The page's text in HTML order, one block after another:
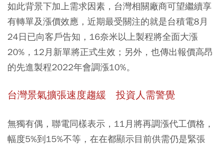
如此背景下加上需求因素，台灣相關廠商可望繼續享
有轉單及漲價效應，近期最受關注的就是台積電8月
24日已向客戶告知，16奈米以上製程將全面大漲
20%，12月新單將正式生效；另外，也傳出報價高昂
的先進製程2022年會調漲10%。
台灣景氣擴張速度趨緩 投資人需警覺
無獨有偶，聯電同樣表示，11月將再調漲代工價格，
幅度5%到15%不等，在在都顯示目前供需仍是緊張